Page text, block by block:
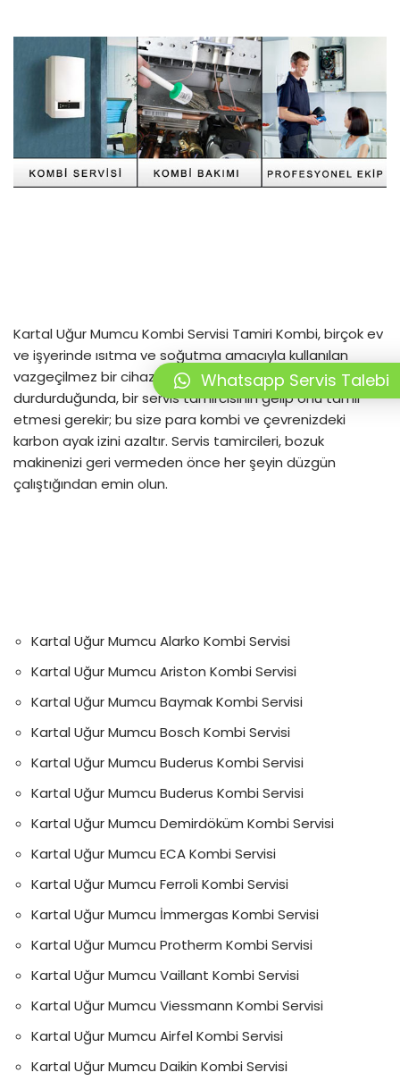
Kartal Uğur Mumcu Kombi Servisi Tamiri Kombi, birçok ev
ve işyerinde ısıtma ve soğutma amacıyla kullanılan
vazgeçilmez bir cihazdır. Kombiniz çalışmayı
durdurduğunda, bir servis tamircisinin gelip onu tamir
etmesi gerekir; bu size para kombi ve çevrenizdeki
karbon ayak izini azaltır. Servis tamircileri, bozuk
makinenizi geri vermeden önce her şeyin düzgün
çalıştığından emin olun.
Kartal Uğur Mumcu Alarko Kombi Servisi
Kartal Uğur Mumcu Ariston Kombi Servisi
Kartal Uğur Mumcu Baymak Kombi Servisi
Kartal Uğur Mumcu Bosch Kombi Servisi
Kartal Uğur Mumcu Buderus Kombi Servisi
Kartal Uğur Mumcu Buderus Kombi Servisi
Kartal Uğur Mumcu Demirdöküm Kombi Servisi
Kartal Uğur Mumcu ECA Kombi Servisi
Kartal Uğur Mumcu Ferroli Kombi Servisi
Kartal Uğur Mumcu İmmergas Kombi Servisi
Kartal Uğur Mumcu Protherm Kombi Servisi
Kartal Uğur Mumcu Vaillant Kombi Servisi
Kartal Uğur Mumcu Viessmann Kombi Servisi
Kartal Uğur Mumcu Airfel Kombi Servisi
Kartal Uğur Mumcu Daikin Kombi Servisi
Whatsapp Servis Talebi